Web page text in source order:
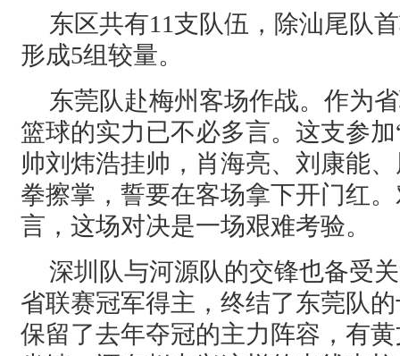
东区共有11支队伍，除汕尾队
形成5组较量。
东莞队赴梅州客场作战。作为
篮球的实力已不必多言。这支参
帅刘炜浩挂帅，肖海亮、刘康能
拳擦掌，誓要在客场拿下开门红
言，这场对决是一场艰难考验。
深圳队与河源队的交锋也备受
省联赛冠军得主，终结了东莞队
保留了去年夺冠的主力阵容，有